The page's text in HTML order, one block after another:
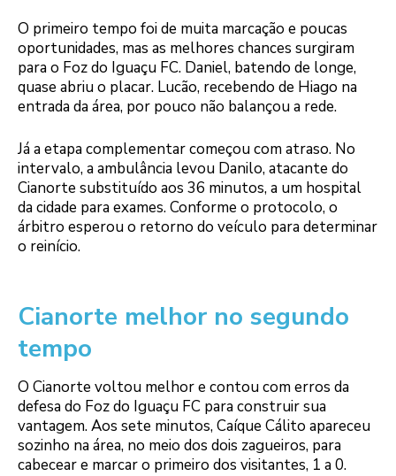
O primeiro tempo foi de muita marcação e poucas
oportunidades, mas as melhores chances surgiram
para o Foz do Iguaçu FC. Daniel, batendo de longe,
quase abriu o placar. Lucão, recebendo de Hiago na
entrada da área, por pouco não balançou a rede.
Já a etapa complementar começou com atraso. No
intervalo, a ambulância levou Danilo, atacante do
Cianorte substituído aos 36 minutos, a um hospital
da cidade para exames. Conforme o protocolo, o
árbitro esperou o retorno do veículo para determinar
o reinício.
Cianorte melhor no segundo
tempo
O Cianorte voltou melhor e contou com erros da
defesa do Foz do Iguaçu FC para construir sua
vantagem. Aos sete minutos, Caíque Cálito apareceu
sozinho na área, no meio dos dois zagueiros, para
cabecear e marcar o primeiro dos visitantes, 1 a 0.